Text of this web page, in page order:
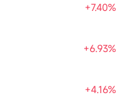
+7.40%
+6.93%
+4.16%